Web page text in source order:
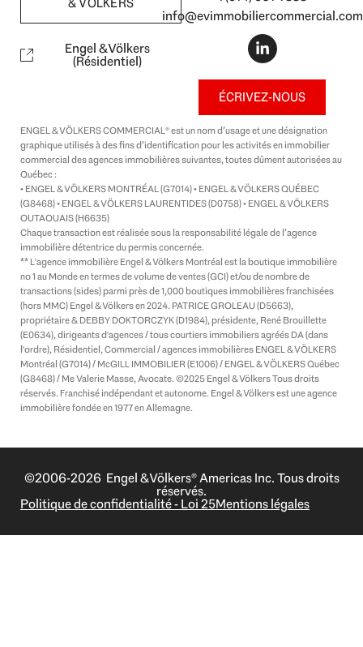
& VÖLKERS
Engel & Völkers
(Résidentiel)
info@evimmobiliercommercial.com
L
i
n
k
e
d
i
n
-
i
ÉCRIVEZ-NOUS
ENGEL & VÖLKERS COMMERCIAL® est un nom d’usage et une désignation
graphique utilisés à des fins d’identification pour les activités en immobilier
commercial des agences immobilières suivantes, toutes dûment autorisées au
Québec :
• ENGEL & VÖLKERS MONTRÉAL (G7014) • ENGEL & VÖLKERS QUÉBEC
(G8468) • ENGEL & VÖLKERS LAURENTIDES (D0758) • ENGEL & VÖLKERS
OUTAOUAIS (H6635)
Chaque transaction est réalisée sous la responsabilité légale de l’agence
immobilière détentrice du permis concernée.
** L'agence immobilière Engel & Völkers Montréal est la boutique immobilière
no 1 au Monde en termes de volume de ventes (GCI) et/ou de nombre de
transactions (sides) parmi près de 1,000 boutiques immobilières franchisées
(hors MMC) Engel & Völkers en 2024. PATRICE GROLEAU (D5663),
propriétaire & DEBBY DOKTORCZYK (D1984), présidente, René Brouillette
(E0634), dirigeants d'agences / tous courtiers immobiliers agréés DA (dans
l'ordre), Résidentiel, Commercial / agences immobilières ENGEL & VÖLKERS
Montréal (G7014) / McGILL IMMOBILIER (E1006) / ENGEL & VÖLKERS Québec
(G8468) / Me Valerie Masse, Avocate. ©2025 Engel & Völkers Tous droits
réservés. Franchisé indépendant et autonome. Engel & Völkers est une agence
immobilière fondée en 1977 en Allemagne.
©2006-2026 Engel & Völkers® Americas Inc. Tous droits
réservés.
Politique de confidentialité - Loi 25Mentions légales